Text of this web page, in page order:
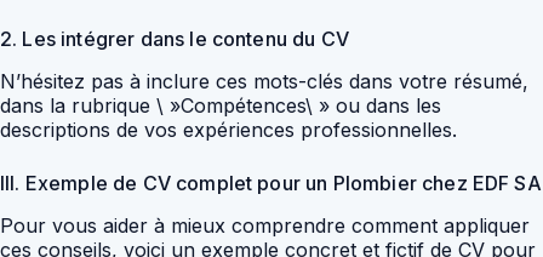
2. Les intégrer dans le contenu du CV
N’hésitez pas à inclure ces mots-clés dans votre résumé,
dans la rubrique \ »Compétences\ » ou dans les
descriptions de vos expériences professionnelles.
III. Exemple de CV complet pour un Plombier chez EDF SA
Pour vous aider à mieux comprendre comment appliquer
ces conseils, voici un exemple concret et fictif de CV pour